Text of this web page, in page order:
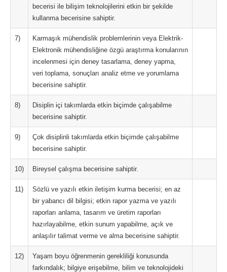
becerisi ile bilişim teknolojilerini etkin bir şekilde
kullanma becerisine sahiptir.
7)
Karmaşık mühendislik problemlerinin veya Elektrik-
Elektronik mühendisliğine özgü araştırma konularının
incelenmesi için deney tasarlama, deney yapma,
veri toplama, sonuçları analiz etme ve yorumlama
becerisine sahiptir.
8)
Disiplin içi takımlarda etkin biçimde çalışabilme
becerisine sahiptir.
9)
Çok disiplinli takımlarda etkin biçimde çalışabilme
becerisine sahiptir.
10) Bireysel çalışma becerisine sahiptir.
11)
Sözlü ve yazılı etkin iletişim kurma becerisi; en az
bir yabancı dil bilgisi; etkin rapor yazma ve yazılı
raporları anlama, tasarım ve üretim raporları
hazırlayabilme, etkin sunum yapabilme, açık ve
anlaşılır talimat verme ve alma becerisine sahiptir.
12)
Yaşam boyu öğrenmenin gerekliliği konusunda
farkındalık; bilgiye erişebilme, bilim ve teknolojideki